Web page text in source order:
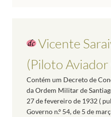
Vicente
(Piloto Aviador
Contém um Decreto de
da Ordem Militar de
27 de fevereiro de 1932 (
Governo n.º 54, de 5 de